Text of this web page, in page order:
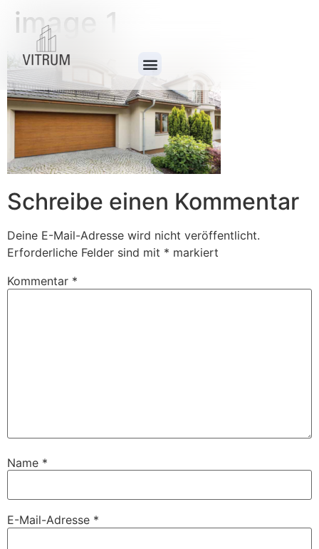
image 1
Schreibe einen Kommentar
Deine E-Mail-Adresse wird nicht veröffentlicht.
Erforderliche Felder sind mit * markiert
Kommentar *
Name *
E-Mail-Adresse *